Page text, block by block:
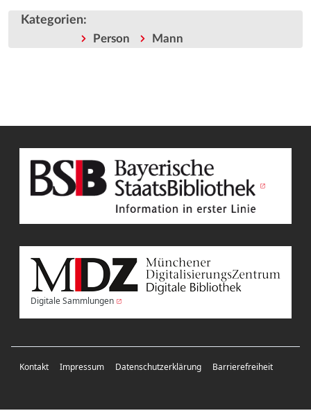
Kategorien:
Person Mann
Digitale Sammlungen
Kontakt Impressum Datenschutzerklärung Barrierefreiheit